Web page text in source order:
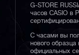
G-STORE
часов CASIO в
С часами вы
нового образца
официальных